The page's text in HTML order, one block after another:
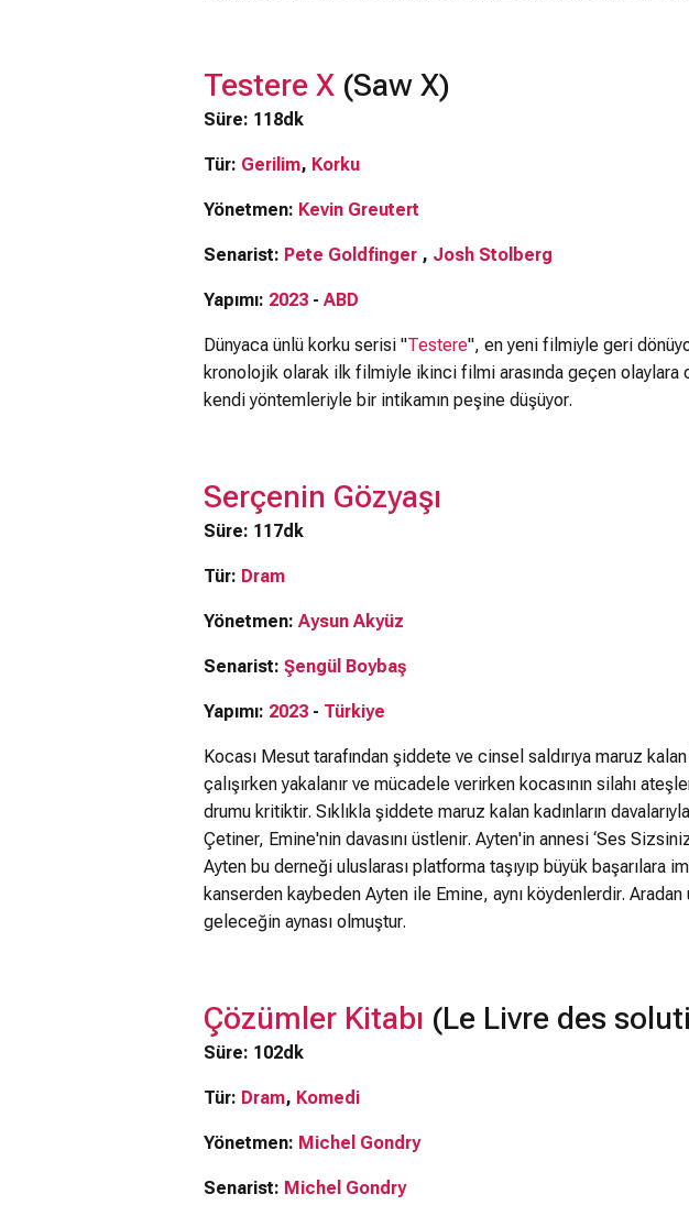
Testere X (Saw X)
Süre: 118dk
Tür: Gerilim, Korku
Yönetmen: Kevin Greutert
Senarist: Pete Goldfinger , Josh Stolberg
Yapımı: 2023 - ABD
Dünyaca ünlü korku serisi "Testere", en yeni filmiyle geri
kronolojik olarak ilk filmiyle ikinci filmi arasında geçen olaylara
kendi yöntemleriyle bir intikamın peşine düşüyor.
Serçenin Gözyaşı
Süre: 117dk
Tür: Dram
Yönetmen: Aysun Akyüz
Senarist: Şengül Boybaş
Yapımı: 2023 - Türkiye
Kocası Mesut tarafından şiddete ve cinsel saldırıya maruz
çalışırken yakalanır ve mücadele verirken kocasının silahı
drumu kritiktir. Sıklıkla şiddete maruz kalan kadınların
Çetiner, Emine'nin davasını üstlenir. Ayten'in annesi ‘Ses
Ayten bu derneği uluslarası platforma taşıyıp büyük başarılara
kanserden kaybeden Ayten ile Emine, aynı köydenlerdir.
geleceğin aynası olmuştur.
Çözümler Kitabı (Le Livre des
Süre: 102dk
Tür: Dram, Komedi
Yönetmen: Michel Gondry
Senarist: Michel Gondry